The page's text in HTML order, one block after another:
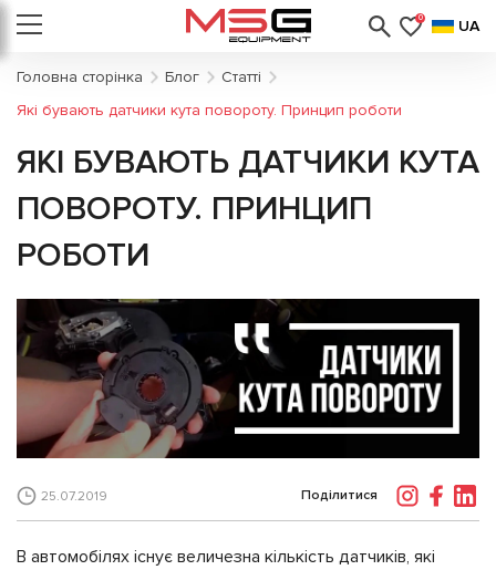
0 UA
Головна сторінка Блог
Статті
Які бувають датчики кута повороту. Принцип роботи
ЯКІ БУВАЮТЬ ДАТЧИКИ КУТА
ПОВОРОТУ. ПРИНЦИП
РОБОТИ
25.07.2019 Поділитися
В автомобілях існує величезна кількість датчиків, які